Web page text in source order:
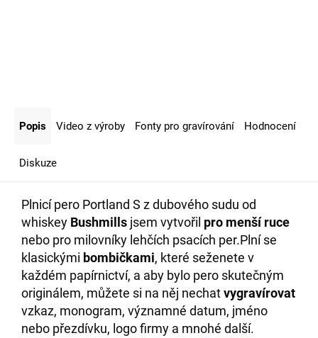
Popis Video z výroby Fonty pro gravírování Hodnocení
Diskuze
Plnicí pero Portland S z dubového sudu od
whiskey Bushmills jsem vytvořil pro menší ruce
nebo pro milovníky lehčích psacích per.Plní se
klasickými bombičkami, které seženete v
každém papírnictví, a aby bylo pero skutečným
originálem, můžete si na něj nechatvygravírovat
vzkaz, monogram, významné datum, jméno
nebo přezdívku, logo firmy a mnohé další.